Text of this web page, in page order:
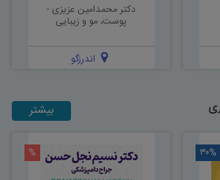
دکتر محمدامین عزیزی -
پوست، مو و زیبایی
اندرزگو
بیشتر
۳۰% %